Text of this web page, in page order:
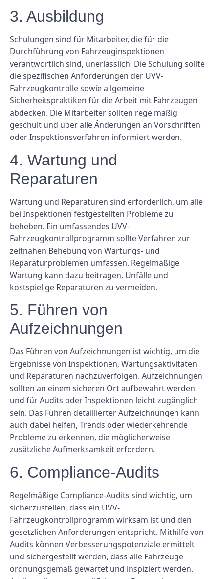
3. Ausbildung
Schulungen sind für Mitarbeiter, die für die
Durchführung von Fahrzeuginspektionen
verantwortlich sind, unerlässlich. Die Schulung sollte
die spezifischen Anforderungen der UVV-
Fahrzeugkontrolle sowie allgemeine
Sicherheitspraktiken für die Arbeit mit Fahrzeugen
abdecken. Die Mitarbeiter sollten regelmäßig
geschult und über alle Änderungen an Vorschriften
oder Inspektionsverfahren informiert werden.
4. Wartung und
Reparaturen
Wartung und Reparaturen sind erforderlich, um alle
bei Inspektionen festgestellten Probleme zu
beheben. Ein umfassendes UVV-
Fahrzeugkontrollprogramm sollte Verfahren zur
zeitnahen Behebung von Wartungs- und
Reparaturproblemen umfassen. Regelmäßige
Wartung kann dazu beitragen, Unfälle und
kostspielige Reparaturen zu vermeiden.
5. Führen von
Aufzeichnungen
Das Führen von Aufzeichnungen ist wichtig, um die
Ergebnisse von Inspektionen, Wartungsaktivitäten
und Reparaturen nachzuverfolgen. Aufzeichnungen
sollten an einem sicheren Ort aufbewahrt werden
und für Audits oder Inspektionen leicht zugänglich
sein. Das Führen detaillierter Aufzeichnungen kann
auch dabei helfen, Trends oder wiederkehrende
Probleme zu erkennen, die möglicherweise
zusätzliche Aufmerksamkeit erfordern.
6. Compliance-Audits
Regelmäßige Compliance-Audits sind wichtig, um
sicherzustellen, dass ein UVV-
Fahrzeugkontrollprogramm wirksam ist und den
gesetzlichen Anforderungen entspricht. Mithilfe von
Audits können Verbesserungspotenziale ermittelt
und sichergestellt werden, dass alle Fahrzeuge
ordnungsgemäß gewartet und inspiziert werden.